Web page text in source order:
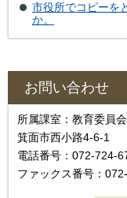
市役所でコピーを
か。
お問い合わせ
所属課室：教育委員
箕面市西小路4-6-1
電話番号：072-724-
ファックス番号：